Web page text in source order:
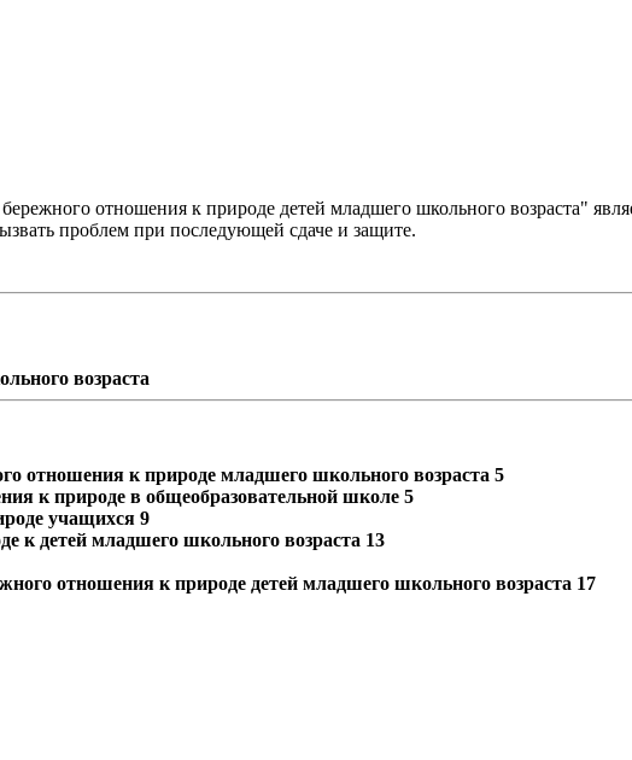
отношения к природе детей младшего школьного возраста"
проблем при последующей сдаче и защите.
возраста
отношения к природе младшего школьного возраста 5
к природе в общеобразовательной школе 5
учащихся 9
к детей младшего школьного возраста 13
отношения к природе детей младшего школьного возраста 17